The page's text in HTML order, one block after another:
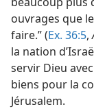
ouvrages que
faire.” (Ex. 36:5,
la nation
servir Dieu
biens pour la
Jérusalem.